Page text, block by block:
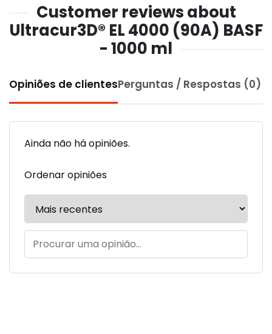
Customer reviews about
Ultracur3D® EL 4000 (90A) BASF
- 1000 ml
Opiniões de clientesPerguntas / Respostas (0)
Ainda não há opiniões.
Ordenar opiniões